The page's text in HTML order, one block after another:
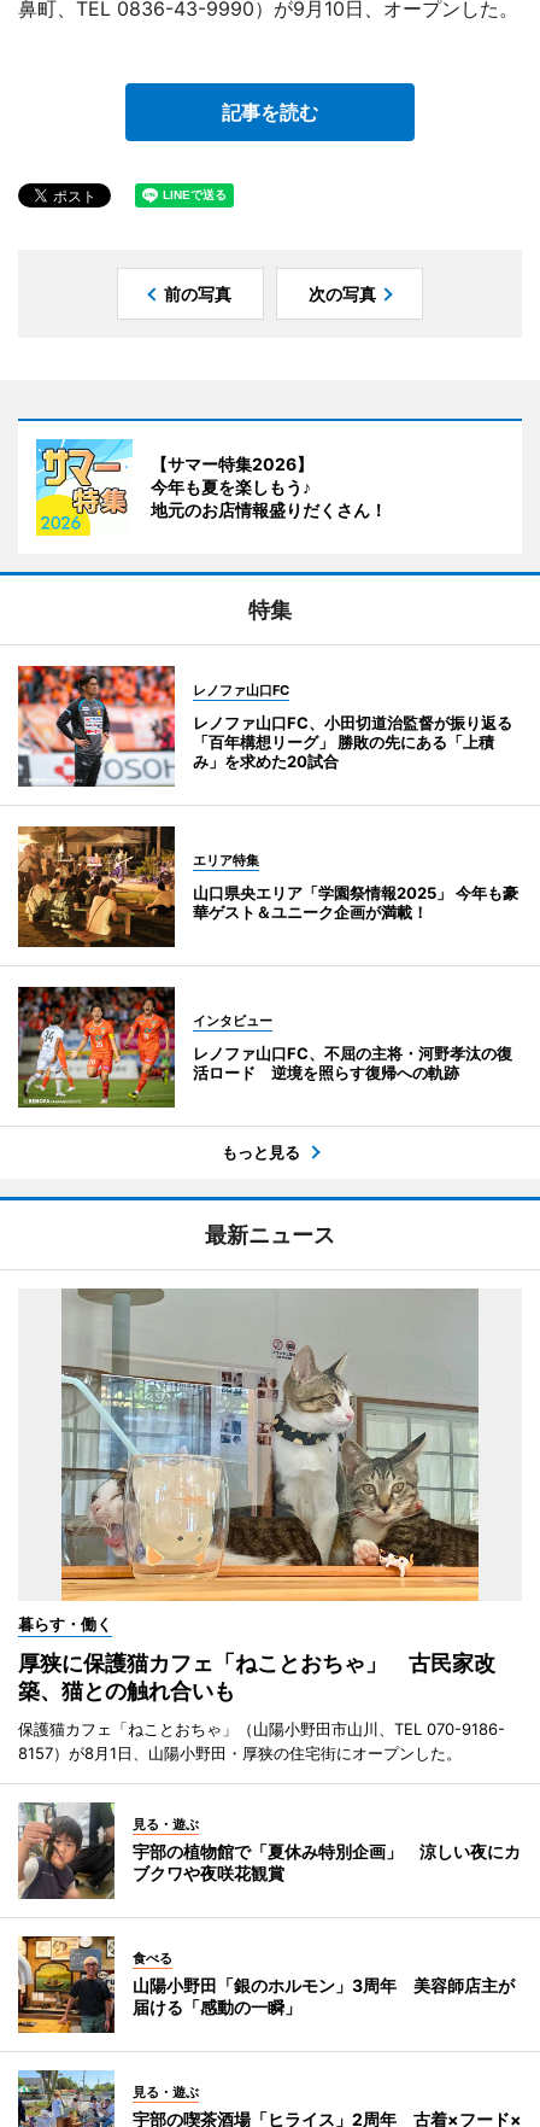
鼻町、TEL 0836-43-9990）が9月10日、オープンした。
記事を読む
前の写真 次の写真
【サマー特集2026】
今年も夏を楽しもう♪
地元のお店情報盛りだくさん！
特集
レノファ山口FC
レノファ山口FC、小田切道治監督が振り返る
「百年構想リーグ」 勝敗の先にある「上積
み」を求めた20試合
エリア特集
山口県央エリア「学園祭情報2025」 今年も豪
華ゲスト＆ユニーク企画が満載！
インタビュー
レノファ山口FC、不屈の主将・河野孝汰の復
活ロード 逆境を照らす復帰への軌跡
もっと見る
最新ニュース
暮らす・働く
厚狭に保護猫カフェ「ねことおちゃ」 古民家改
築、猫との触れ合いも
保護猫カフェ「ねことおちゃ」（山陽小野田市山川、TEL 070-9186-
8157）が8月1日、山陽小野田・厚狭の住宅街にオープンした。
見る・遊ぶ
宇部の植物館で「夏休み特別企画」 涼しい夜にカ
ブクワや夜咲花観賞
食べる
山陽小野田「銀のホルモン」3周年 美容師店主が
届ける「感動の一瞬」
見る・遊ぶ
宇部の喫茶酒場「ヒライス」2周年 古着×フード×